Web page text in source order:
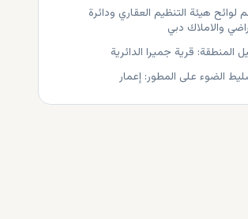
لوائح هيئة التنظيم العقاري ودائرة
والاملاك دبي
المنطقة: قرية جميرا الدائرية
الضوء على المطور: إعمار